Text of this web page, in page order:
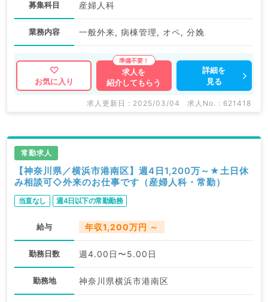
募集科目 産婦人科
業務内容 一般外来, 病棟管理, オペ, 分娩
お気に入り
求人を
紹介してもらう
詳細を
見る
求人更新日 : 2025/03/04 求人No. : 621418
常勤求人
【神奈川県／横浜市港南区】週4日1,200万～★土日休
み相談可◇外来のお仕事です（産婦人科・常勤）
当直なし 週4日以下の常勤勤務
給与 年収1,200万円 ～
勤務日数 週4.00日〜5.00日
勤務地 神奈川県横浜市港南区